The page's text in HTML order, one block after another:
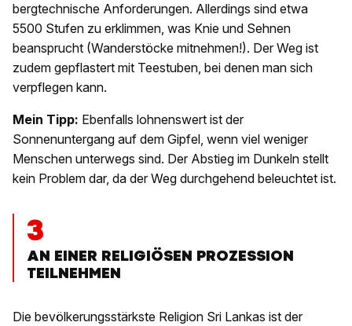
bergtechnische Anforderungen. Allerdings sind etwa
5500 Stufen zu erklimmen, was Knie und Sehnen
beansprucht (Wanderstöcke mitnehmen!). Der Weg ist
zudem gepflastert mit Teestuben, bei denen man sich
verpflegen kann.
Mein Tipp: Ebenfalls lohnenswert ist der
Sonnenuntergang auf dem Gipfel, wenn viel weniger
Menschen unterwegs sind. Der Abstieg im Dunkeln stellt
kein Problem dar, da der Weg durchgehend beleuchtet ist.
3
AN EINER RELIGIÖSEN PROZESSION
TEILNEHMEN
Die bevölkerungsstärkste Religion Sri Lankas ist der